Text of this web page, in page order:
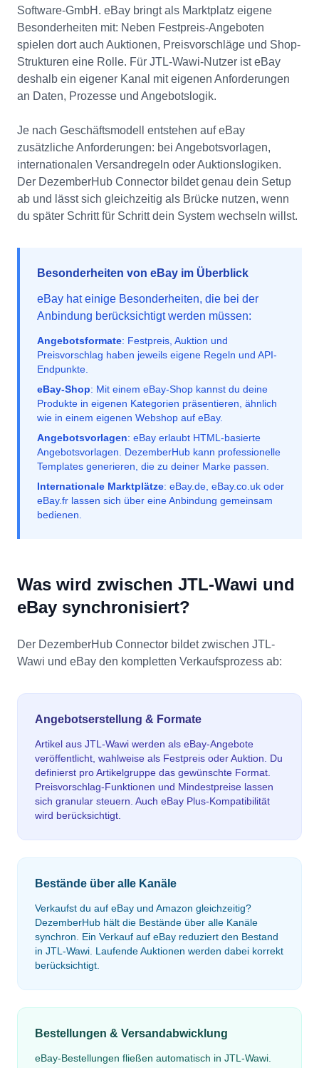
Software-GmbH. eBay bringt als Marktplatz eigene
Besonderheiten mit: Neben Festpreis-Angeboten
spielen dort auch Auktionen, Preisvorschläge und Shop-
Strukturen eine Rolle. Für JTL-Wawi-Nutzer ist eBay
deshalb ein eigener Kanal mit eigenen Anforderungen
an Daten, Prozesse und Angebotslogik.
Je nach Geschäftsmodell entstehen auf eBay
zusätzliche Anforderungen: bei Angebotsvorlagen,
internationalen Versandregeln oder Auktionslogiken.
Der DezemberHub Connector bildet genau dein Setup
ab und lässt sich gleichzeitig als Brücke nutzen, wenn
du später Schritt für Schritt dein System wechseln willst.
Besonderheiten von eBay im Überblick
eBay hat einige Besonderheiten, die bei der
Anbindung berücksichtigt werden müssen:
Angebotsformate: Festpreis, Auktion und
Preisvorschlag haben jeweils eigene Regeln und API-
Endpunkte.
eBay-Shop: Mit einem eBay-Shop kannst du deine
Produkte in eigenen Kategorien präsentieren, ähnlich
wie in einem eigenen Webshop auf eBay.
Angebotsvorlagen: eBay erlaubt HTML-basierte
Angebotsvorlagen. DezemberHub kann professionelle
Templates generieren, die zu deiner Marke passen.
Internationale Marktplätze: eBay.de, eBay.co.uk oder
eBay.fr lassen sich über eine Anbindung gemeinsam
bedienen.
Was wird zwischen JTL-Wawi und
eBay synchronisiert?
Der DezemberHub Connector bildet zwischen JTL-
Wawi und eBay den kompletten Verkaufsprozess ab:
Angebotserstellung & Formate
Artikel aus JTL-Wawi werden als eBay-Angebote
veröffentlicht, wahlweise als Festpreis oder Auktion. Du
definierst pro Artikelgruppe das gewünschte Format.
Preisvorschlag-Funktionen und Mindestpreise lassen
sich granular steuern. Auch eBay Plus-Kompatibilität
wird berücksichtigt.
Bestände über alle Kanäle
Verkaufst du auf eBay und Amazon gleichzeitig?
DezemberHub hält die Bestände über alle Kanäle
synchron. Ein Verkauf auf eBay reduziert den Bestand
in JTL-Wawi. Laufende Auktionen werden dabei korrekt
berücksichtigt.
Bestellungen & Versandabwicklung
eBay-Bestellungen fließen automatisch in JTL-Wawi.